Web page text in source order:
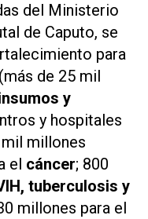
del Ministerio
de Caputo, se
para
(más de 25 mil
y
y hospitales
millones
el cáncer; 800
tuberculosis y
millones para el